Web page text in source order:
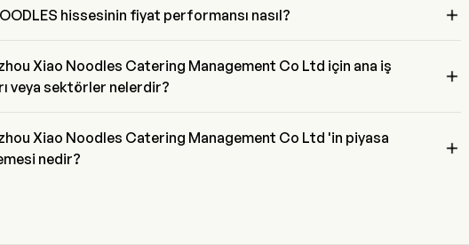
hissesinin fiyat performansı nasıl? 
Xiao Noodles Catering Management Co Ltd için ana iş
veya sektörler nelerdir?

endüstrisine ait ve sektör Consumer Discretionary 'dir
Xiao Noodles Catering Management Co Ltd 'in piyasa
nedir?
